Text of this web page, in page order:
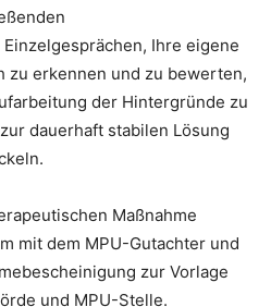
Ihre eigene
zu erkennen und zu bewerten,
der Hintergründe zu
dauerhaft stabilen Lösung
Maßnahme
mit dem MPU-Gutachter und
zur Vorlage
und MPU-Stelle.